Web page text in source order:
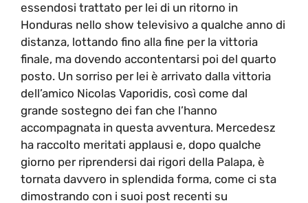
essendosi trattato per lei di un ritorno in
Honduras nello show televisivo a qualche anno di
distanza, lottando fino alla fine per la vittoria
finale, ma dovendo accontentarsi poi del quarto
posto. Un sorriso per lei è arrivato dalla vittoria
dell’amico Nicolas Vaporidis, così come dal
grande sostegno dei fan che l’hanno
accompagnata in questa avventura. Mercedesz
ha raccolto meritati applausi e, dopo qualche
giorno per riprendersi dai rigori della Palapa, è
tornata davvero in splendida forma, come ci sta
dimostrando con i suoi post recenti su